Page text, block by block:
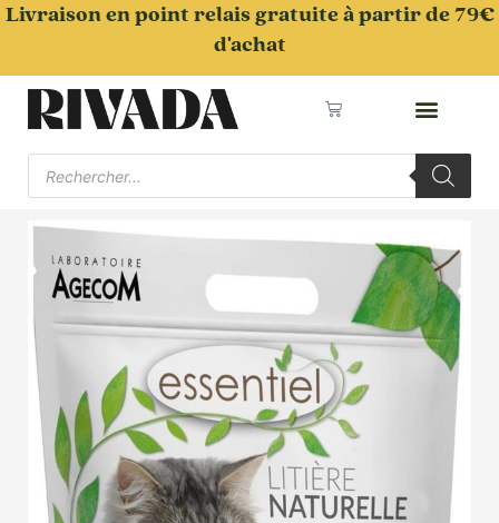
Aller
Livraison en point relais gratuite à partir de 79€
d'achat
Panier
Recherche
produits